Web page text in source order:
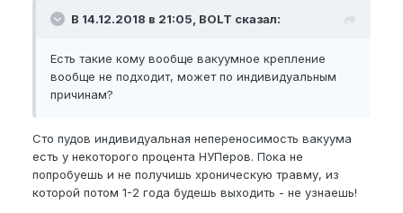
В 14.12.2018 в 21:05, BOLT сказал:
Есть такие кому вообще вакуумное крепление
вообще не подходит, может по индивидуальным
причинам?
Сто пудов индивидуальная непереносимость вакуума
есть у некоторого процента НУПеров. Пока не
попробуешь и не получишь хроническую травму, из
которой потом 1-2 года будешь выходить - не узнаешь!